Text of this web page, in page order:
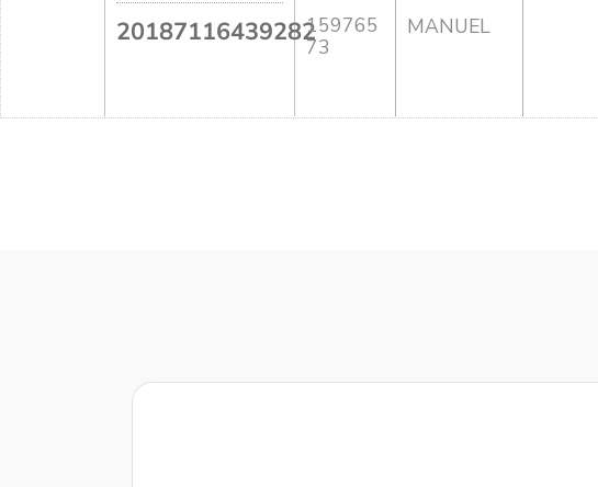
20187116439282159765
73
MANUEL